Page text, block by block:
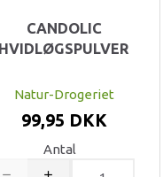
CANDOLIC
HVIDLØGSPULVER
Natur-Drogeriet
99,95 DKK
Antal